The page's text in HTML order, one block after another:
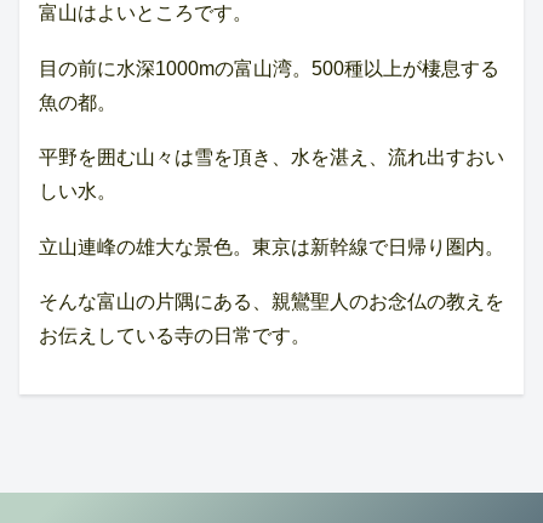
富山はよいところです。
目の前に水深1000mの富山湾。500種以上が棲息する
魚の都。
平野を囲む山々は雪を頂き、水を湛え、流れ出すおい
しい水。
立山連峰の雄大な景色。東京は新幹線で日帰り圏内。
そんな富山の片隅にある、親鸞聖人のお念仏の教えを
お伝えしている寺の日常です。